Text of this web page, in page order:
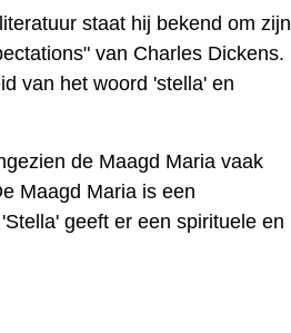
staat hij bekend om zijn
van Charles Dickens.
van het woord 'stella' en
de Maagd Maria vaak
Maagd Maria is een
geeft er een spirituele en